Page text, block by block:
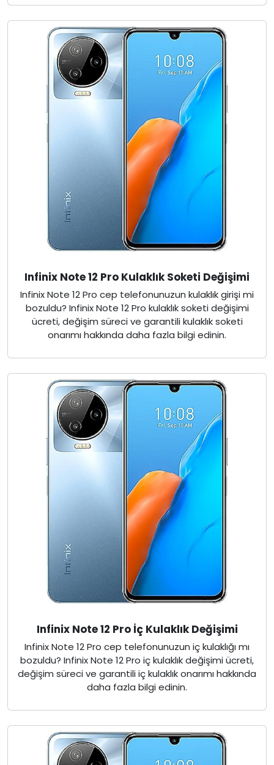
Infinix Note 12 Pro Kulaklık Soketi Değişimi
Infinix Note 12 Pro cep telefonunuzun kulaklık girişi mi
bozuldu? Infinix Note 12 Pro kulaklık soketi değişimi
ücreti, değişim süreci ve garantili kulaklık soketi
onarımı hakkında daha fazla bilgi edinin.
Infinix Note 12 Pro İç Kulaklık Değişimi
Infinix Note 12 Pro cep telefonunuzun iç kulaklığı mı
bozuldu? Infinix Note 12 Pro iç kulaklık değişimi ücreti,
değişim süreci ve garantili iç kulaklık onarımı hakkında
daha fazla bilgi edinin.